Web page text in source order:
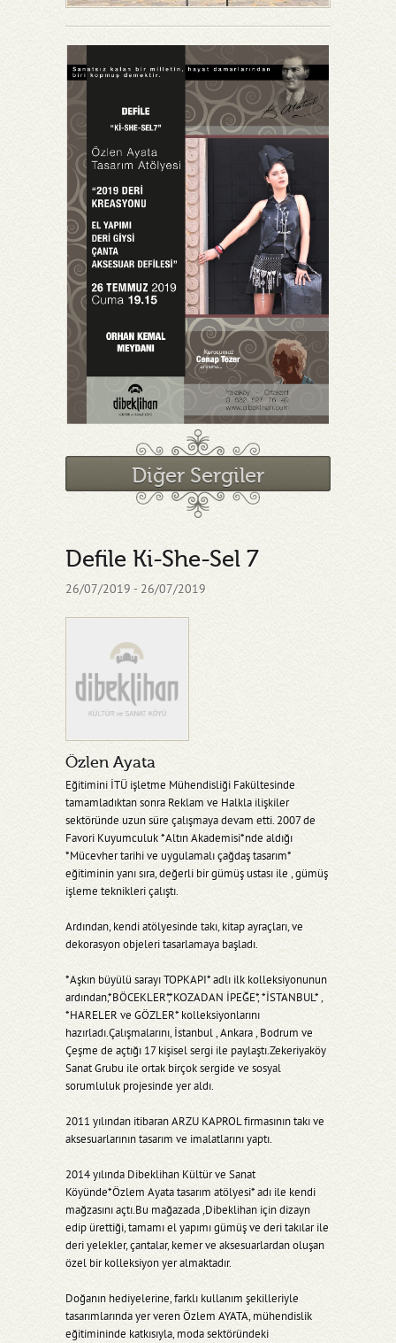
Diğer Sergiler
Defile Ki-She-Sel 7
26/07/2019 - 26/07/2019
Özlen Ayata
Eğitimini İTÜ işletme Mühendisliği Fakültesinde
tamamladıktan sonra Reklam ve Halkla ilişkiler
sektöründe uzun süre çalışmaya devam etti. 2007 de
Favori Kuyumculuk *Altın Akademisi*nde aldığı
*Mücevher tarihi ve uygulamalı çağdaş tasarım*
eğitiminin yanı sıra, değerli bir gümüş ustası ile , gümüş
işleme teknikleri çalıştı.
Ardından, kendi atölyesinde takı, kitap ayraçları, ve
dekorasyon objeleri tasarlamaya başladı.
*Aşkın büyülü sarayı TOPKAPI* adlı ilk kolleksiyonunun
ardından,*BÖCEKLER*,*KOZADAN İPEĞE*, *İSTANBUL* ,
*HARELER ve GÖZLER* kolleksiyonlarını
hazırladı.Çalışmalarını, İstanbul , Ankara , Bodrum ve
Çeşme de açtığı 17 kişisel sergi ile paylaştı.Zekeriyaköy
Sanat Grubu ile ortak birçok sergide ve sosyal
sorumluluk projesinde yer aldı.
2011 yılından itibaran ARZU KAPROL firmasının takı ve
aksesuarlarının tasarım ve imalatlarını yaptı.
2014 yılında Dibeklihan Kültür ve Sanat
Köyünde*Özlem Ayata tasarım atölyesi* adı ile kendi
mağzasını açtı.Bu mağazada ,Dibeklihan için dizayn
edip ürettiği, tamamı el yapımı gümüş ve deri takılar ile
deri yelekler, çantalar, kemer ve aksesuarlardan oluşan
özel bir kolleksiyon yer almaktadır.
Doğanın hediyelerine, farklı kullanım şekilleriyle
tasarımlarında yer veren Özlem AYATA, mühendislik
eğitimininde katkısıyla, moda sektöründeki